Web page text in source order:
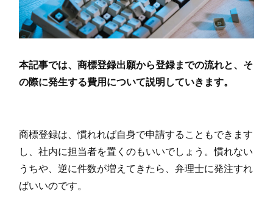
本記事では、商標登録出願から登録までの流れと、そ
の際に発生する費用について説明していきます。
商標登録は、慣れれば自身で申請することもできます
し、社内に担当者を置くのもいいでしょう。慣れない
うちや、逆に件数が増えてきたら、弁理士に発注すれ
ばいいのです。